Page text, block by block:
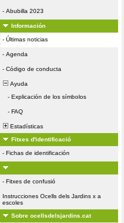
- Abubilla 2023
Información
- Últimas noticias
- Agenda
- Código de conducta
Ayuda
- Explicación de los símbolos
- FAQ
Estadísticas
Fitxes d'identificació
- Fichas de identificación
- Fitxes de confusió
Instrucciones Ocells dels Jardins x a
escoles
Sobre ocellsdelsjardins.cat